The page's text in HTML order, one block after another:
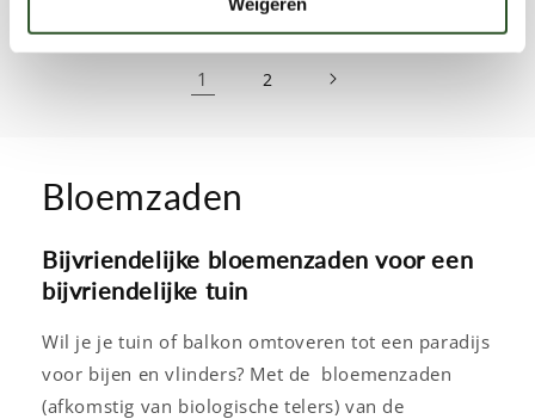
1 2
Bloemzaden
Bijvriendelijke bloemenzaden voor een
bijvriendelijke tuin
Wil je je tuin of balkon omtoveren tot een paradijs
voor bijen en vlinders? Met de bloemenzaden
(afkomstig van biologische telers) van de